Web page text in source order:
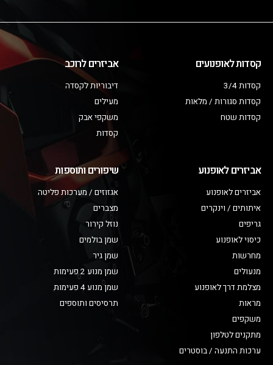
קסדות לאופנועים
קסדות 3/4
קסדות סגורות / מלאות
קסדות שטח
אביזרים לרוכב
דיבוריות לקסדה
מעילים
משקפי אבק
קסדות
אביזרים לאופנוע
אביזרים לאופנוע
איתותים / וינקרים
גריפים
כיסוי לאופנוע
מחרשות
מנעולים
מצלמת דרך לאופנוע
מראות
משקפים
מתקנים לטלפון
ערכות התנעה / בוסטרים
שיפורים ותוספות
אגזוזים / מערכות פליטה
מצברים
נוזל קירור
שמן בולמים
שמן גיר
שמן מנוע 2 פעימות
שמן מנוע 4 פעימות
תרסיסים ותוספים